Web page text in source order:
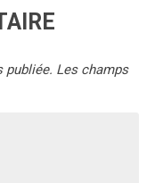
publiée. Les champs